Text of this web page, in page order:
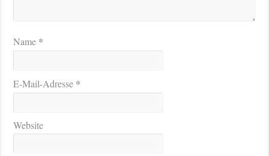
Name *
E-Mail-Adresse *
Website